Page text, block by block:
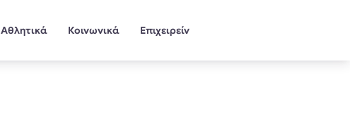
Αθλητικά Κοινωνικά Επιχειρείν